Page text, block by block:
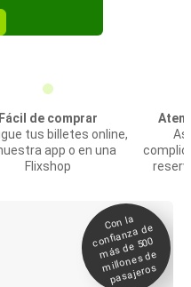
Fácil de comprar
tus billetes online,
app o en una
Flixshop
Con la
confianza de
más de 500
millones de
pasajeros